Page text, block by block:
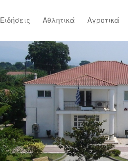
Ειδήσεις Αθλητικά Αγροτικά